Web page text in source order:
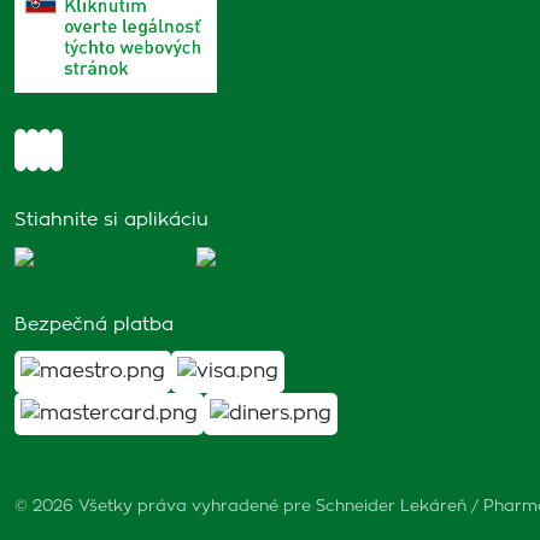
Stiahnite si aplikáciu
Bezpečná platba
© 2026 Všetky práva vyhradené pre Schneider Lekáreň /